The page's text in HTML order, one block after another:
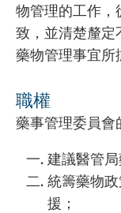
物管理的工作，
致，並清楚釐定
藥物管理事宜所
職權
藥事管理委員會
建議醫管
統籌藥物
援；